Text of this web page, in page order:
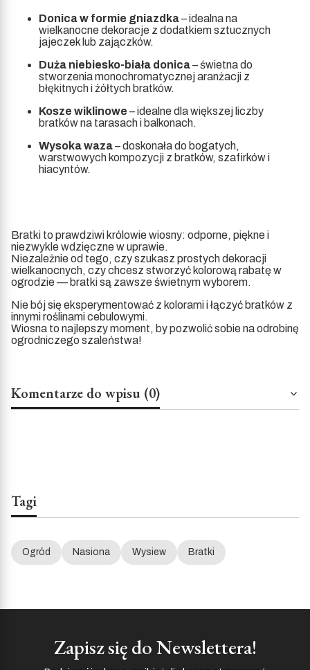
Donica w formie gniazdka– idealna na
wielkanocne dekoracje z dodatkiem sztucznych
jajeczek lub zajączków.
Duża niebiesko-biała donica– świetna do
stworzenia monochromatycznej aranżacji z
błękitnych i żółtych bratków.
Kosze wiklinowe – idealne dla większej liczby
bratków na tarasach i balkonach.
Wysoka waza– doskonała do bogatych,
warstwowych kompozycji z bratków, szafirków i
hiacyntów.
Bratki to prawdziwi królowie wiosny: odporne, piękne i
niezwykle wdzięczne w uprawie.
Niezależnie od tego, czy szukasz prostych dekoracji
wielkanocnych, czy chcesz stworzyć kolorową rabatę w
ogrodzie — bratki są zawsze świetnym wyborem.
Nie bój się eksperymentować z kolorami i łączyć bratków z
innymi roślinami cebulowymi.
Wiosna to najlepszy moment, by pozwolić sobie na odrobinę
ogrodniczego szaleństwa!
Komentarze do wpisu (0)
Tagi
Ogród Nasiona Wysiew Bratki
Zapisz się do Newslettera!